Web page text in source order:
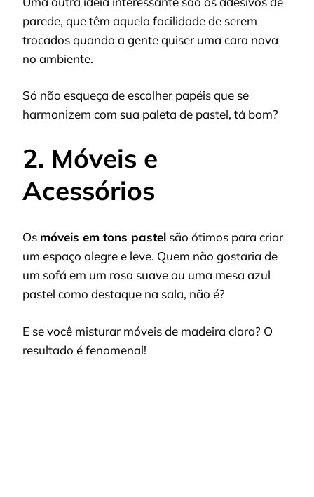
parede, que têm aquela facilidade de serem
trocados quando a gente quiser uma cara nova
no ambiente.
Só não esqueça de escolher papéis que se
harmonizem com sua paleta de pastel, tá bom?
2. Móveis e
Acessórios
Os móveis em tons pastel são ótimos para criar
um espaço alegre e leve. Quem não gostaria de
um sofá em um rosa suave ou uma mesa azul
pastel como destaque na sala, não é?
E se você misturar móveis de madeira clara? O
resultado é fenomenal!